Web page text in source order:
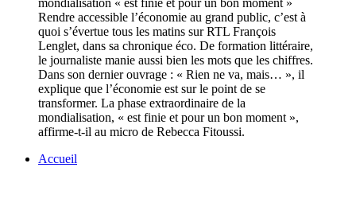
Rendre accessible l’économie au grand public, c’est à
quoi s’évertue tous les matins sur RTL François
Lenglet, dans sa chronique éco. De formation littéraire,
le journaliste manie aussi bien les mots que les chiffres.
Dans son dernier ouvrage : « Rien ne va, mais… », il
explique que l’économie est sur le point de se
transformer. La phase extraordinaire de la
mondialisation, « est finie et pour un bon moment »,
affirme-t-il au micro de Rebecca Fitoussi.
Accueil